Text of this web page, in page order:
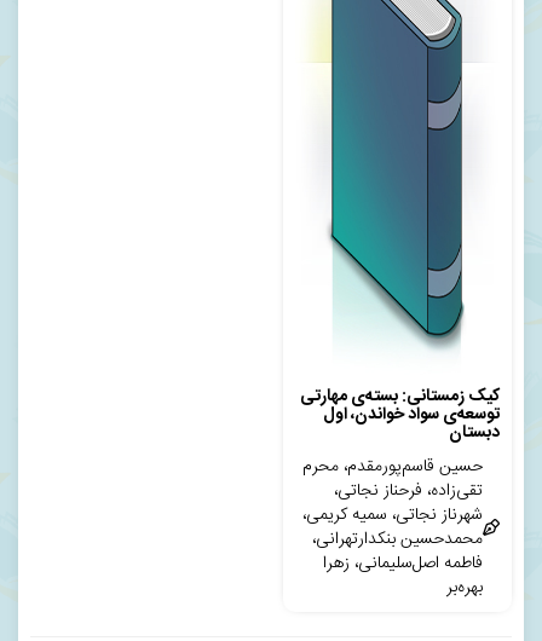
کیک زمستانی: بسته‌ی مهارتی
توسعه‌ی سواد خواندن، اول
دبستان
حسین قاسم‌پورمقدم، محرم
تقی‌زاده، فرحناز نجاتی،
شهرناز نجاتی، سمیه کریمی،
محمدحسین بنکدارتهرانی،
فاطمه اصل‌سلیمانی، زهرا
بهره‌بر